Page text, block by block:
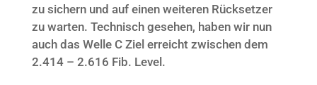
zu sichern und auf einen weiteren Rücksetzer
zu warten. Technisch gesehen, haben wir nun
auch das Welle C Ziel erreicht zwischen dem
2.414 – 2.616 Fib. Level.